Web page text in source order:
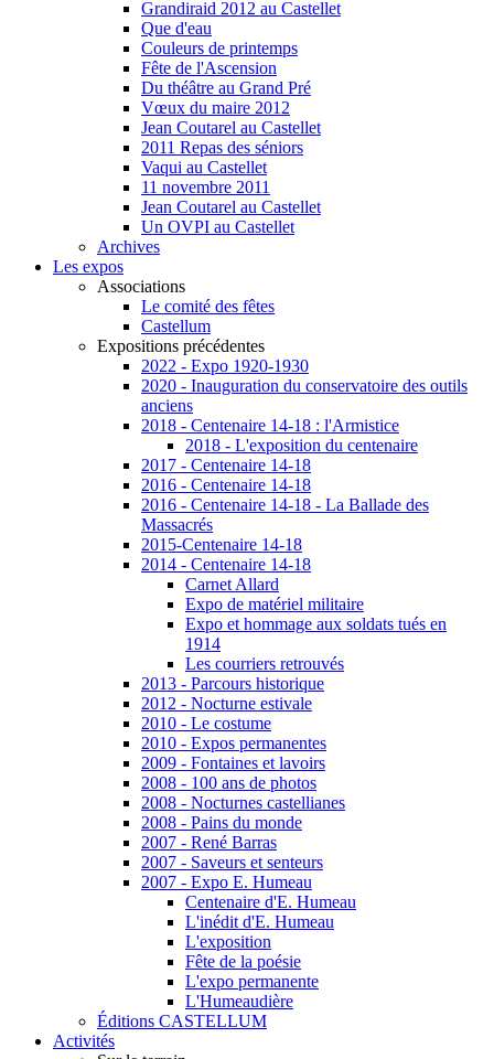
Grandiraid 2012 au Castellet
Que d'eau
Couleurs de printemps
Fête de l'Ascension
Du théâtre au Grand Pré
Vœux du maire 2012
Jean Coutarel au Castellet
2011 Repas des séniors
Vaqui au Castellet
11 novembre 2011
Jean Coutarel au Castellet
Un OVPI au Castellet
Archives
Les expos
Associations
Le comité des fêtes
Castellum
Expositions précédentes
2022 - Expo 1920-1930
2020 - Inauguration du conservatoire des outils
anciens
2018 - Centenaire 14-18 : l'Armistice
2018 - L'exposition du centenaire
2017 - Centenaire 14-18
2016 - Centenaire 14-18
2016 - Centenaire 14-18 - La Ballade des
Massacrés
2015-Centenaire 14-18
2014 - Centenaire 14-18
Carnet Allard
Expo de matériel militaire
Expo et hommage aux soldats tués en
1914
Les courriers retrouvés
2013 - Parcours historique
2012 - Nocturne estivale
2010 - Le costume
2010 - Expos permanentes
2009 - Fontaines et lavoirs
2008 - 100 ans de photos
2008 - Nocturnes castellianes
2008 - Pains du monde
2007 - René Barras
2007 - Saveurs et senteurs
2007 - Expo E. Humeau
Centenaire d'E. Humeau
L'inédit d'E. Humeau
L'exposition
Fête de la poésie
L'expo permanente
L'Humeaudière
Éditions CASTELLUM
Activités